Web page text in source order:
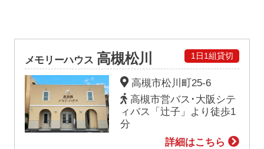
メモリーハウス 高槻松川 1日1組貸切
高槻市松川町25-6
高槻市営バス･大阪シテ
ィバス「辻子」より徒歩1
分
詳細はこちら